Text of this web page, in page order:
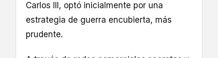
Carlos III, optó inicialmente por una
estrategia de guerra encubierta, más
prudente.